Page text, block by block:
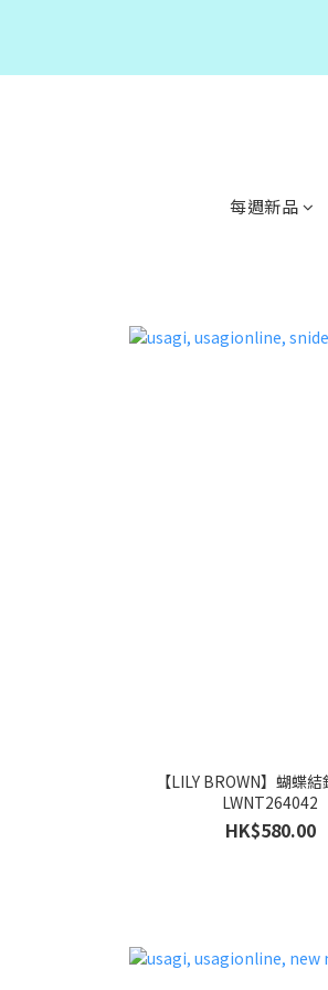
每週新品
【LILY BROWN】蝴蝶
LWNT264042
HK$580.00